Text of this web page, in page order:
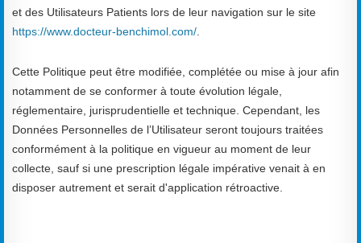
et des Utilisateurs Patients lors de leur navigation sur le site
https://www.docteur-benchimol.com/
Cette Politique peut être modifiée, complétée ou mise à jour afin
notamment de se conformer à toute évolution légale,
réglementaire, jurisprudentielle et technique. Cependant, les
Données Personnelles de l’Utilisateur seront toujours traitées
conformément à la politique en vigueur au moment de leur
collecte, sauf si une prescription légale impérative venait à en
disposer autrement et serait d'application rétroactive.